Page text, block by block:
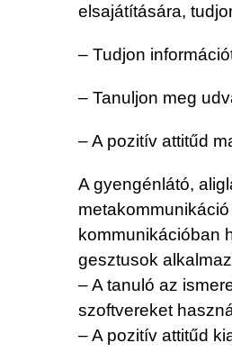
elsajátítására,
– Tudjon
– Tanuljon meg
– A pozitív attitűd
A gyengénlátó,
kommunikációban
gesztusok
– A tanuló az
szoftvereket
– A pozitív attitűd